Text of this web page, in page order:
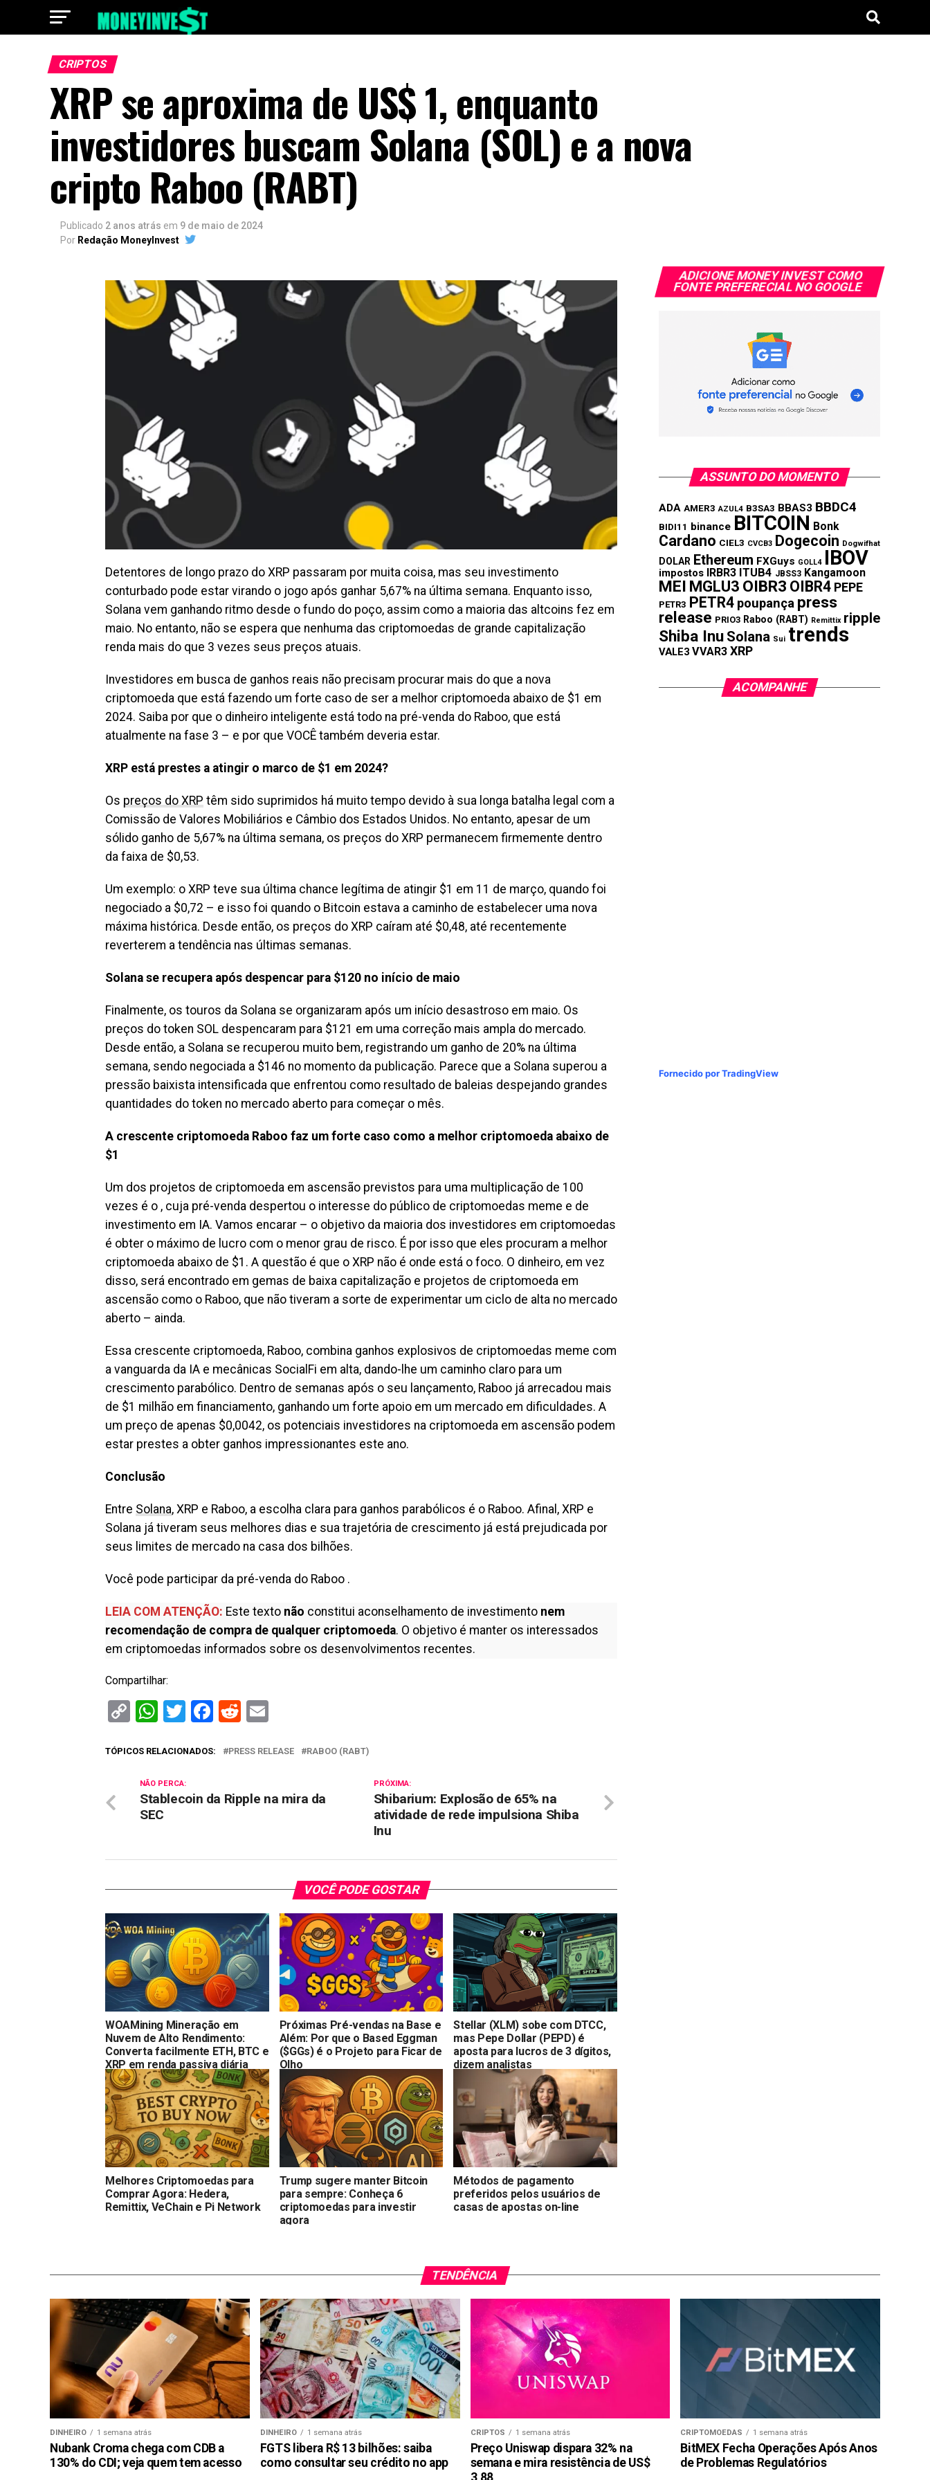
CRIPTOS
XRP se aproxima de US$ 1, enquanto
investidores buscam Solana (SOL) e a nova
cripto Raboo (RABT)
Publicado 2 anos atrás em 9 de maio de 2024
Por Redação MoneyInvest
Detentores de longo prazo do XRP passaram por muita coisa, mas seu investimento
conturbado pode estar virando o jogo após ganhar 5,67% na última semana. Enquanto isso,
Solana vem ganhando ritmo desde o fundo do poço, assim como a maioria das altcoins fez em
maio. No entanto, não se espera que nenhuma das criptomoedas de grande capitalização
renda mais do que 3 vezes seus preços atuais.
Investidores em busca de ganhos reais não precisam procurar mais do que a nova
criptomoeda que está fazendo um forte caso de ser a melhor criptomoeda abaixo de $1 em
2024. Saiba por que o dinheiro inteligente está todo na pré-venda do Raboo, que está
atualmente na fase 3 – e por que VOCÊ também deveria estar.
XRP está prestes a atingir o marco de $1 em 2024?
Os preços do XRP têm sido suprimidos há muito tempo devido à sua longa batalha legal com a
Comissão de Valores Mobiliários e Câmbio dos Estados Unidos. No entanto, apesar de um
sólido ganho de 5,67% na última semana, os preços do XRP permanecem firmemente dentro
da faixa de $0,53.
Um exemplo: o XRP teve sua última chance legítima de atingir $1 em 11 de março, quando foi
negociado a $0,72 – e isso foi quando o Bitcoin estava a caminho de estabelecer uma nova
máxima histórica. Desde então, os preços do XRP caíram até $0,48, até recentemente
reverterem a tendência nas últimas semanas.
Solana se recupera após despencar para $120 no início de maio
Finalmente, os touros da Solana se organizaram após um início desastroso em maio. Os
preços do token SOL despencaram para $121 em uma correção mais ampla do mercado.
Desde então, a Solana se recuperou muito bem, registrando um ganho de 20% na última
semana, sendo negociada a $146 no momento da publicação. Parece que a Solana superou a
pressão baixista intensificada que enfrentou como resultado de baleias despejando grandes
quantidades do token no mercado aberto para começar o mês.
A crescente criptomoeda Raboo faz um forte caso como a melhor criptomoeda abaixo de
$1
Um dos projetos de criptomoeda em ascensão previstos para uma multiplicação de 100
vezes é o , cuja pré-venda despertou o interesse do público de criptomoedas meme e de
investimento em IA. Vamos encarar – o objetivo da maioria dos investidores em criptomoedas
é obter o máximo de lucro com o menor grau de risco. É por isso que eles procuram a melhor
criptomoeda abaixo de $1. A questão é que o XRP não é onde está o foco. O dinheiro, em vez
disso, será encontrado em gemas de baixa capitalização e projetos de criptomoeda em
ascensão como o Raboo, que não tiveram a sorte de experimentar um ciclo de alta no mercado
aberto – ainda.
Essa crescente criptomoeda, Raboo, combina ganhos explosivos de criptomoedas meme com
a vanguarda da IA e mecânicas SocialFi em alta, dando-lhe um caminho claro para um
crescimento parabólico. Dentro de semanas após o seu lançamento, Raboo já arrecadou mais
de $1 milhão em financiamento, ganhando um forte apoio em um mercado em dificuldades. A
um preço de apenas $0,0042, os potenciais investidores na criptomoeda em ascensão podem
estar prestes a obter ganhos impressionantes este ano.
Conclusão
Entre Solana, XRP e Raboo, a escolha clara para ganhos parabólicos é o Raboo. Afinal, XRP e
Solana já tiveram seus melhores dias e sua trajetória de crescimento já está prejudicada por
seus limites de mercado na casa dos bilhões.
Você pode participar da pré-venda do Raboo .
LEIA COM ATENÇÃO: Este texto não constitui aconselhamento de investimento nem
recomendação de compra de qualquer criptomoeda. O objetivo é manter os interessados
em criptomoedas informados sobre os desenvolvimentos recentes.
Compartilhar:
CopyWhatsApp
Twitter
Facebook
Reddit
TÓPICOS RELACIONADOS: PRESS RELEASE RABOO (RABT)
PRÓXIMA:
Shibarium: Explosão de 65% na
atividade de rede impulsiona Shiba
Inu
NÃO PERCA:
Stablecoin da Ripple na mira da
SEC
VOCÊ PODE GOSTAR
WOAMining Mineração em
Nuvem de Alto Rendimento:
Converta facilmente ETH, BTC e
XRP em renda passiva diária
Próximas Pré-vendas na Base e
Além: Por que o Based Eggman
($GGs) é o Projeto para Ficar de
Olho
Stellar (XLM) sobe com DTCC,
mas Pepe Dollar (PEPD) é
aposta para lucros de 3 dígitos,
dizem analistas
Melhores Criptomoedas para
Comprar Agora: Hedera,
Remittix, VeChain e Pi Network
Trump sugere manter Bitcoin
para sempre: Conheça 6
criptomoedas para investir
agora
Métodos de pagamento
preferidos pelos usuários de
casas de apostas on-line
ADICIONE MONEY INVEST COMO
FONTE PREFERECIAL NO GOOGLE
ASSUNTO DO MOMENTO
ADA AMER3 AZUL4 B3SA3 BBAS3 BBDC4
BIDI11 binance BITCOIN Bonk
Cardano CIEL3 CVCB3 Dogecoin Dogwifhat
DOLAR Ethereum FXGuys GOLL4 IBOV
impostos IRBR3 ITUB4 JBSS3 Kangamoon
MEI MGLU3 OIBR3 OIBR4 PEPE
PETR3 PETR4 poupança press
release PRIO3 Raboo (RABT) Remittix ripple
Shiba Inu Solana Sui trends
VALE3 VVAR3 XRP
ACOMPANHE
Fornecido por TradingView
TENDÊNCIA
DINHEIRO 1 semana atrás
Nubank Croma chega com CDB a
130% do CDI; veja quem tem acesso
DINHEIRO 1 semana atrás
FGTS libera R$ 13 bilhões: saiba
como consultar seu crédito no app
CRIPTOS 1 semana atrás
Preço Uniswap dispara 32% na
semana e mira resistência de US$
CRIPTOMOEDAS 1 semana atrás
BitMEX Fecha Operações Após Anos
de Problemas Regulatórios